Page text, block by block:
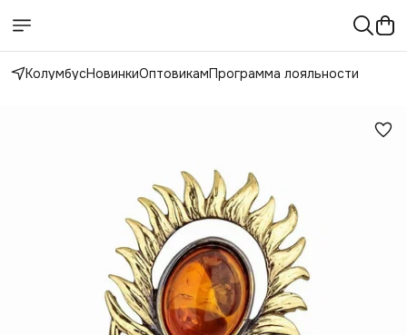
КолумбусНовинкиОптовикамПрограмма лояльности